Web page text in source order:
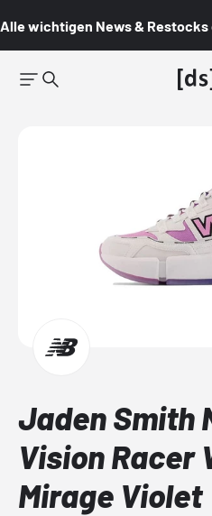
Alle wichtigen News & Restocks
Jaden Smith
Vision Racer
Mirage Violet